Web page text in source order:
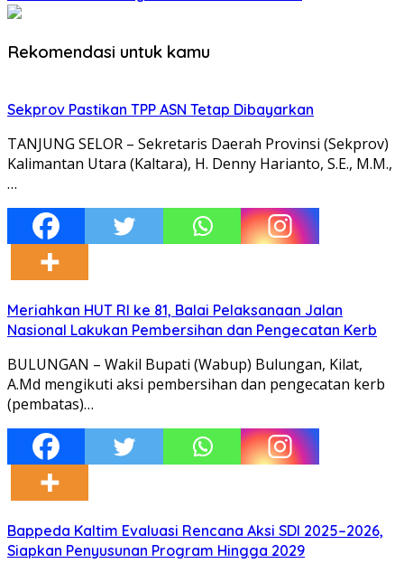
Rekomendasi untuk kamu
Sekprov Pastikan TPP ASN Tetap Dibayarkan
TANJUNG SELOR – Sekretaris Daerah Provinsi (Sekprov)
Kalimantan Utara (Kaltara), H. Denny Harianto, S.E., M.M.,
…
Meriahkan HUT RI ke 81, Balai Pelaksanaan Jalan
Nasional Lakukan Pembersihan dan Pengecatan Kerb
BULUNGAN – Wakil Bupati (Wabup) Bulungan, Kilat,
A.Md mengikuti aksi pembersihan dan pengecatan kerb
(pembatas)…
Bappeda Kaltim Evaluasi Rencana Aksi SDI 2025–2026,
Siapkan Penyusunan Program Hingga 2029